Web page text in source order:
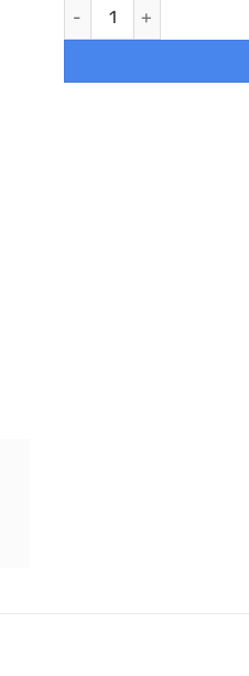
Armario oficina